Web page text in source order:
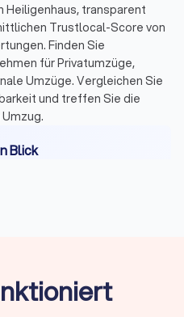
Heiligenhaus, transparent
Trustlocal-Score von
Finden Sie
für Privatumzüge,
Umzüge. Vergleichen Sie
und treffen Sie die
Blick